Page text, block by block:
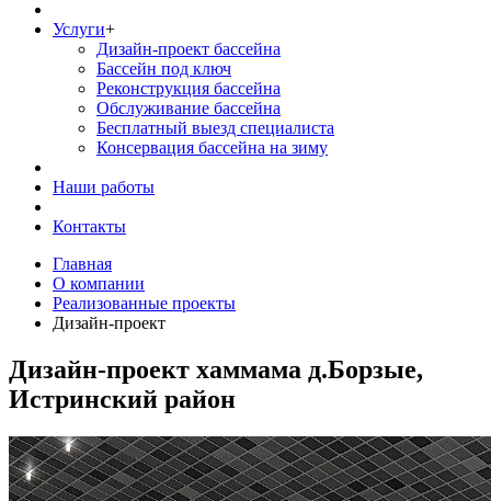
Услуги+
Дизайн-проект бассейна
Бассейн под ключ
Реконструкция бассейна
Обслуживание бассейна
Бесплатный выезд специалиста
Консервация бассейна на зиму
Наши работы
Контакты
Главная
О компании
Реализованные проекты
Дизайн-проект
Дизайн-проект хаммама д.Борзые,
Истринский район